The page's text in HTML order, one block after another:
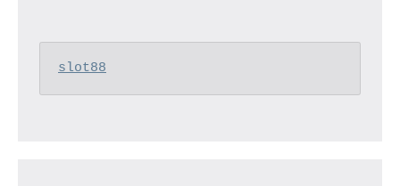
slot88